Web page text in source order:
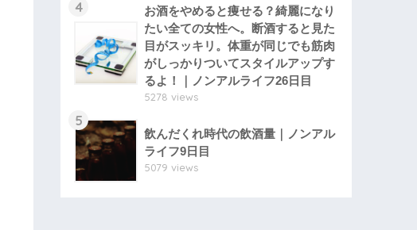
4
お酒をやめると痩せる？綺麗になり
たい全ての女性へ。断酒すると見た
目がスッキリ。体重が同じでも筋肉
がしっかりついてスタイルアップす
るよ！｜ノンアルライフ26日目
5278 views
5
飲んだくれ時代の飲酒量｜ノンアル
ライフ9日目
5079 views